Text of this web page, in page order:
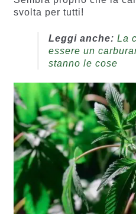
svolta per tutti!
Leggi anche: La
essere un
stanno le cose